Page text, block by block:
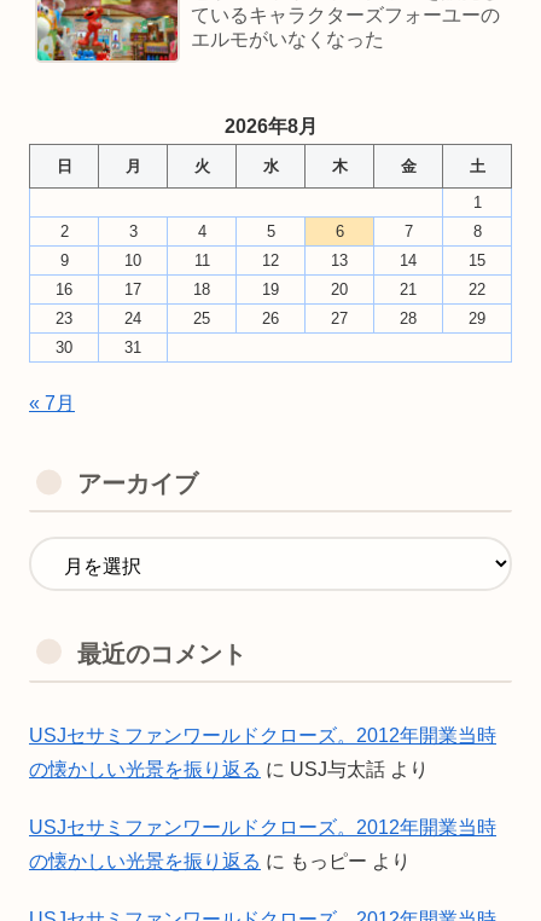
ているキャラクターズフォーユーの
エルモがいなくなった
2026年8月
日 月 火 水 木 金
土
1
2
3 4 5 6 7
8
9
10 11 12 13 14
15
16
17 18 19 20 21
22
23
24 25 26 27 28
29
30
31
« 7月
アーカイブ
最近のコメント
USJセサミファンワールドクローズ。2012年開業当時
の懐かしい光景を振り返る に USJ与太話 より
USJセサミファンワールドクローズ。2012年開業当時
の懐かしい光景を振り返る に もっピー より